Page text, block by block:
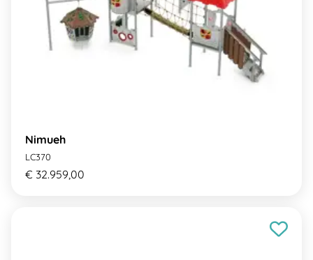
Nimueh
LC370
€ 32.959,00